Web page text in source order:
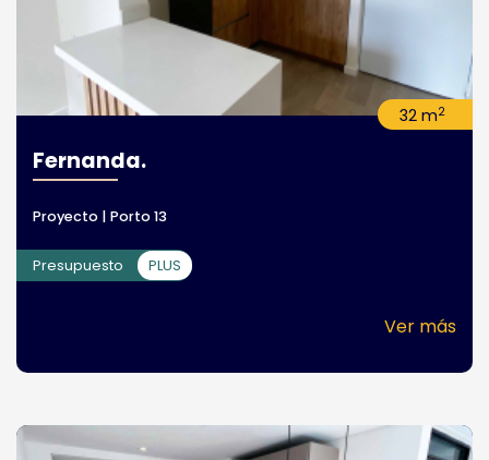
32 m2
Fernanda.
Proyecto | Porto 13
Presupuesto PLUS
Ver más